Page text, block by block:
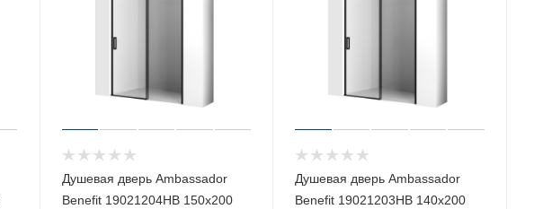
Душевая дверь Ambassador
Benefit 19021204HB 150х200
Душевая дверь Ambassador
Benefit 19021203HB 140х200